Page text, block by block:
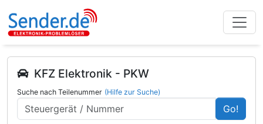
KFZ Elektronik - PKW
Suche nach Teilenummer (Hilfe zur Suche)
Go!